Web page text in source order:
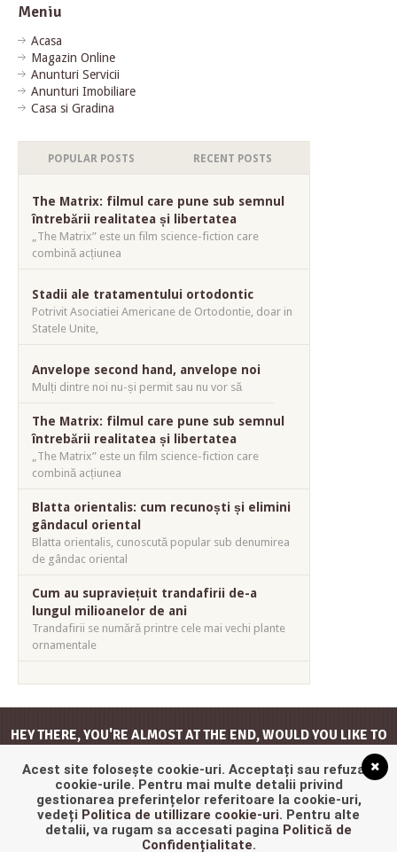
Meniu
Acasa
Magazin Online
Anunturi Servicii
Anunturi Imobiliare
Casa si Gradina
POPULAR POSTS RECENT POSTS
The Matrix: filmul care pune sub semnul
întrebării realitatea și libertatea
„The Matrix” este un film science-fiction care
combină acțiunea
Stadii ale tratamentului ortodontic
Potrivit Asociatiei Americane de Ortodontie, doar in
Statele Unite,
Anvelope second hand, anvelope noi
Mulți dintre noi nu-și permit sau nu vor să
The Matrix: filmul care pune sub semnul
întrebării realitatea și libertatea
„The Matrix” este un film science-fiction care
combină acțiunea
Blatta orientalis: cum recunoști și elimini
gândacul oriental
Blatta orientalis, cunoscută popular sub denumirea
de gândac oriental
Cum au supraviețuit trandafirii de-a
lungul milioanelor de ani
Trandafirii se numără printre cele mai vechi plante
ornamentale
HEY THERE, YOU'RE ALMOST AT THE END, WOULD YOU LIKE TO
Acest site folosește cookie-uri. Acceptați sau refuzați
cookie-urile. Pentru mai multe detalii privind
gestionarea preferințelor referitoare la cookie-uri,
vedeți Politica de utillizare cookie-uri. Pentru alte
detalii, va rugam sa accesati pagina Politică de
Confidențialitate.